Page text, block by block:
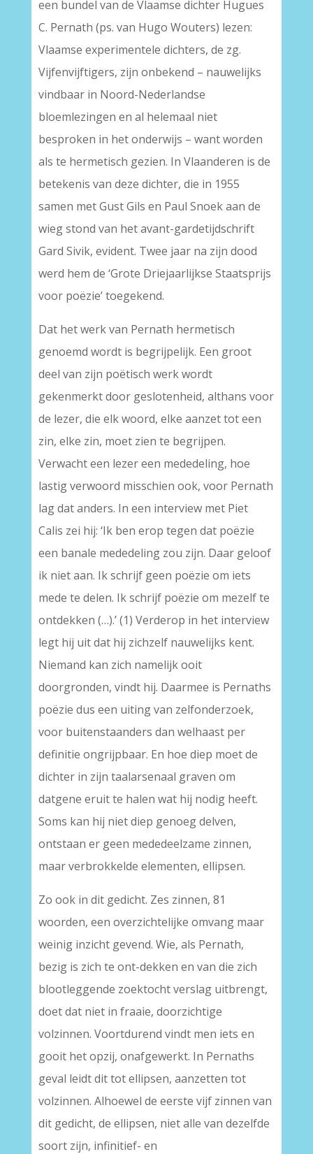
een bundel van de Vlaamse dichter Hugues
C. Pernath (ps. van Hugo Wouters) lezen:
Vlaamse experimentele dichters, de zg.
Vijfenvijftigers, zijn onbekend – nauwelijks
vindbaar in Noord-Nederlandse
bloemlezingen en al helemaal niet
besproken in het onderwijs – want worden
als te hermetisch gezien. In Vlaanderen is de
betekenis van deze dichter, die in 1955
samen met Gust Gils en Paul Snoek aan de
wieg stond van het avant-gardetijdschrift
Gard Sivik, evident. Twee jaar na zijn dood
werd hem de ‘Grote Driejaarlijkse Staatsprijs
voor poëzie’ toegekend.
Dat het werk van Pernath hermetisch
genoemd wordt is begrijpelijk. Een groot
deel van zijn poëtisch werk wordt
gekenmerkt door geslotenheid, althans voor
de lezer, die elk woord, elke aanzet tot een
zin, elke zin, moet zien te begrijpen.
Verwacht een lezer een mededeling, hoe
lastig verwoord misschien ook, voor Pernath
lag dat anders. In een interview met Piet
Calis zei hij: ‘Ik ben erop tegen dat poëzie
een banale mededeling zou zijn. Daar geloof
ik niet aan. Ik schrijf geen poëzie om iets
mede te delen. Ik schrijf poëzie om mezelf te
ontdekken (…).’ (1) Verderop in het interview
legt hij uit dat hij zichzelf nauwelijks kent.
Niemand kan zich namelijk ooit
doorgronden, vindt hij. Daarmee is Pernaths
poëzie dus een uiting van zelfonderzoek,
voor buitenstaanders dan welhaast per
definitie ongrijpbaar. En hoe diep moet de
dichter in zijn taalarsenaal graven om
datgene eruit te halen wat hij nodig heeft.
Soms kan hij niet diep genoeg delven,
ontstaan er geen mededeelzame zinnen,
maar verbrokkelde elementen, ellipsen.
Zo ook in dit gedicht. Zes zinnen, 81
woorden, een overzichtelijke omvang maar
weinig inzicht gevend. Wie, als Pernath,
bezig is zich te ont-dekken en van die zich
blootleggende zoektocht verslag uitbrengt,
doet dat niet in fraaie, doorzichtige
volzinnen. Voortdurend vindt men iets en
gooit het opzij, onafgewerkt. In Pernaths
geval leidt dit tot ellipsen, aanzetten tot
volzinnen. Alhoewel de eerste vijf zinnen van
dit gedicht, de ellipsen, niet alle van dezelfde
soort zijn, infinitief- en